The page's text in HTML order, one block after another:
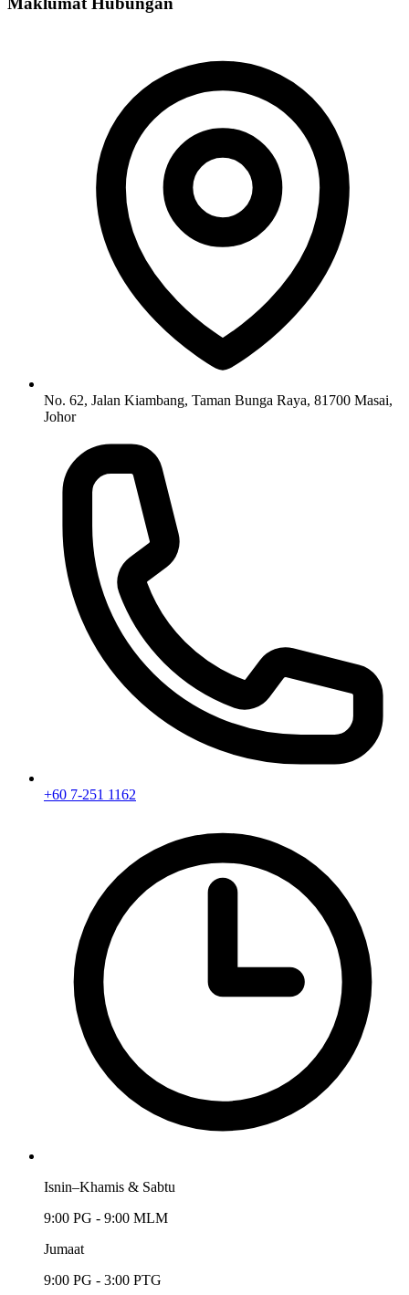
No. 62, Jalan Kiambang, Taman Bunga Raya, 81700 Masai,
Johor
+60 7-251 1162
Isnin–Khamis & Sabtu
9:00 PG - 9:00 MLM
Jumaat
9:00 PG - 3:00 PTG